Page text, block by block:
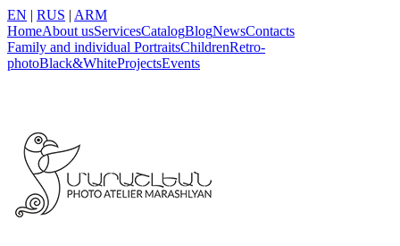
EN | RUS | ARM
HomeAbout usServicesCatalogBlogNewsContacts
Family and individual PortraitsChildrenRetro-
photoBlack&WhiteProjectsEvents